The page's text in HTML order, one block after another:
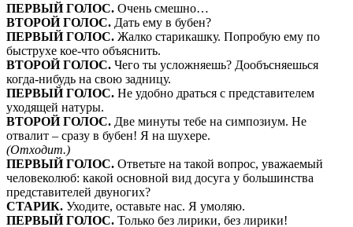
ПЕРВЫЙ ГОЛОС. Очень смешно…
ВТОРОЙ ГОЛОС. Дать ему в бубен?
ПЕРВЫЙ ГОЛОС. Жалко старикашку. Попробую ему по
быструхе кое-что объяснить.
ВТОРОЙ ГОЛОС. Чего ты усложняешь? Дообъсняешься
когда-нибудь на свою задницу.
ПЕРВЫЙ ГОЛОС. Не удобно драться с представителем
уходящей натуры.
ВТОРОЙ ГОЛОС. Две минуты тебе на симпозиум. Не
отвалит – сразу в бубен! Я на шухере.
(Отходит.)
ПЕРВЫЙ ГОЛОС. Ответьте на такой вопрос, уважаемый
человеколюб: какой основной вид досуга у большинства
представителей двуногих?
СТАРИК. Уходите, оставьте нас. Я умоляю.
ПЕРВЫЙ ГОЛОС. Только без лирики, без лирики!